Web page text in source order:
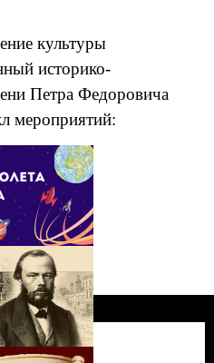
культуры
историко-
Петра Федоровича
мероприятий: